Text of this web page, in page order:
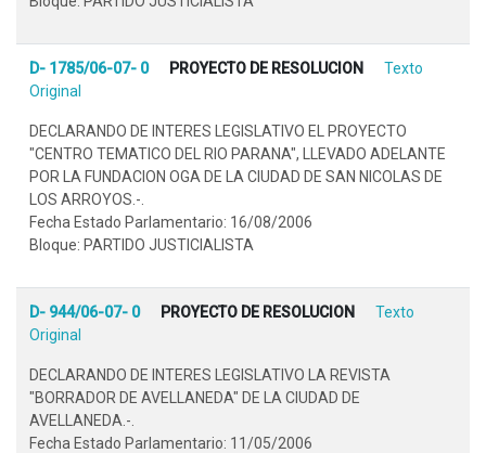
D- 1785/06-07- 0 PROYECTO DE RESOLUCION
Texto
Original
DECLARANDO DE INTERES LEGISLATIVO EL PROYECTO
"CENTRO TEMATICO DEL RIO PARANA", LLEVADO ADELANTE
POR LA FUNDACION OGA DE LA CIUDAD DE SAN NICOLAS DE
LOS ARROYOS.-.
Fecha Estado Parlamentario: 16/08/2006
Bloque: PARTIDO JUSTICIALISTA
D- 944/06-07- 0 PROYECTO DE RESOLUCION
Texto
Original
DECLARANDO DE INTERES LEGISLATIVO LA REVISTA
"BORRADOR DE AVELLANEDA" DE LA CIUDAD DE
AVELLANEDA.-.
Fecha Estado Parlamentario: 11/05/2006